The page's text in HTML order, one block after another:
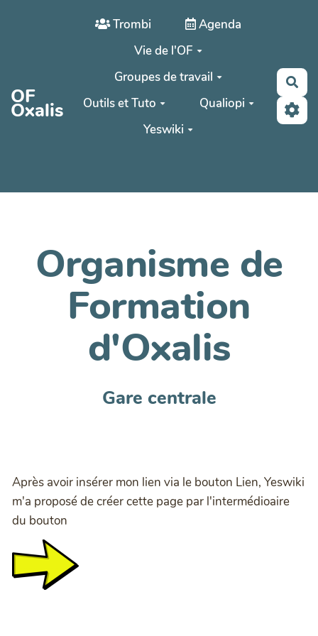
Aller au contenu principal
OF
Oxalis
Trombi
Agenda
Vie de l'OF
Groupes de travail
Outils et Tuto
Qualiopi
Yeswiki
Organisme de
Formation
d'Oxalis
Gare centrale
Après avoir insérer mon lien via le bouton Lien, Yeswiki
m'a proposé de créer cette page par l'intermédioaire
du bouton